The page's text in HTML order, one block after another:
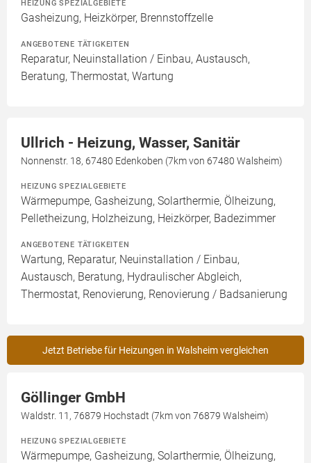
HEIZUNG SPEZIALGEBIETE
Gasheizung, Heizkörper, Brennstoffzelle
ANGEBOTENE TÄTIGKEITEN
Reparatur, Neuinstallation / Einbau, Austausch,
Beratung, Thermostat, Wartung
Ullrich - Heizung, Wasser, Sanitär
Nonnenstr. 18, 67480 Edenkoben (7km von 67480 Walsheim)
HEIZUNG SPEZIALGEBIETE
Wärmepumpe, Gasheizung, Solarthermie, Ölheizung,
Pelletheizung, Holzheizung, Heizkörper, Badezimmer
ANGEBOTENE TÄTIGKEITEN
Wartung, Reparatur, Neuinstallation / Einbau,
Austausch, Beratung, Hydraulischer Abgleich,
Thermostat, Renovierung, Renovierung / Badsanierung
Jetzt Betriebe für Heizungen in Walsheim vergleichen
Göllinger GmbH
Waldstr. 11, 76879 Hochstadt (7km von 76879 Walsheim)
HEIZUNG SPEZIALGEBIETE
Wärmepumpe, Gasheizung, Solarthermie, Ölheizung,